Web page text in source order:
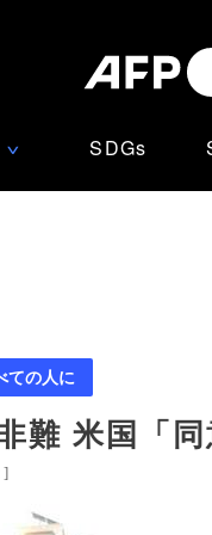
∨ SDGs
ての人に
難 米国「同
]